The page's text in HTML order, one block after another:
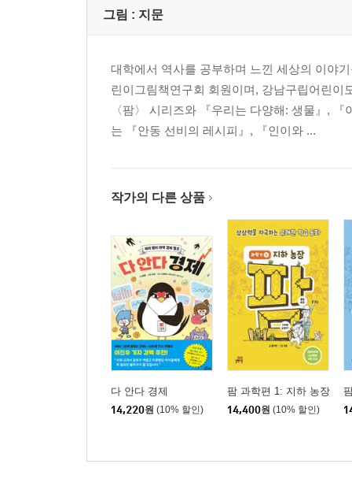
그림 : 지문
대학에서 역사를 공부하며 느낀 세상의 이야
린이그림책연구회 회원이며, 강남구립어린
〈팜〉 시리즈와 『우리는 다양해: 생물』,
는 『안동 선비의 레시피』, 『인이와 ...
작가의 다른 상품
다 안다 경제
14,220원 (10% 할인)
팜 과학편 1: 지하 농장
14,400원 (10% 할인)